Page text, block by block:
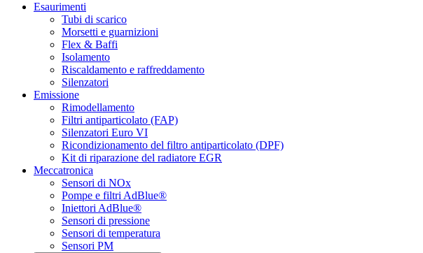
Esaurimenti
Tubi di scarico
Morsetti e guarnizioni
Flex & Baffi
Isolamento
Riscaldamento e raffreddamento
Silenzatori
Emissione
Rimodellamento
Filtri antiparticolato (FAP)
Silenzatori Euro VI
Ricondizionamento del filtro antiparticolato (DPF)
Kit di riparazione del radiatore EGR
Meccatronica
Sensori di NOx
Pompe e filtri AdBlue®
Iniettori AdBlue®
Sensori di pressione
Sensori di temperatura
Sensori PM